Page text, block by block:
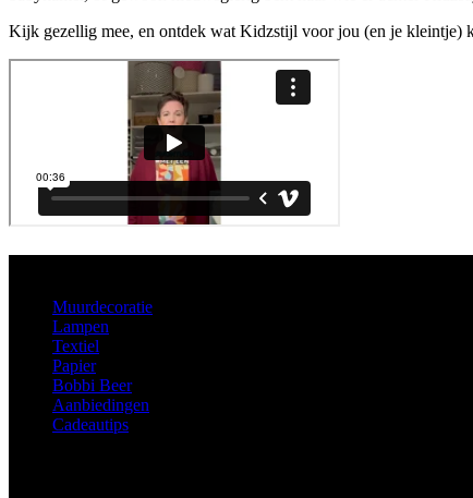
Kijk gezellig mee, en ontdek wat Kidzstijl voor jou (en je kleintje)
Muurdecoratie
Lampen
Textiel
Papier
Bobbi Beer
Aanbiedingen
Cadeautips